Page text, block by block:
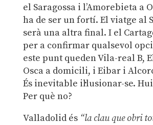
el Saragossa i l’Amorebieta a
ha de ser un fortí. El viatge al
serà una altra final. I el
per a confirmar qualsevol
este punt queden Vila-real B,
Osca a domicili, i Eibar i
És inevitable il·lusionar-se.
Per què no?
Valladolid és “la clau que obri